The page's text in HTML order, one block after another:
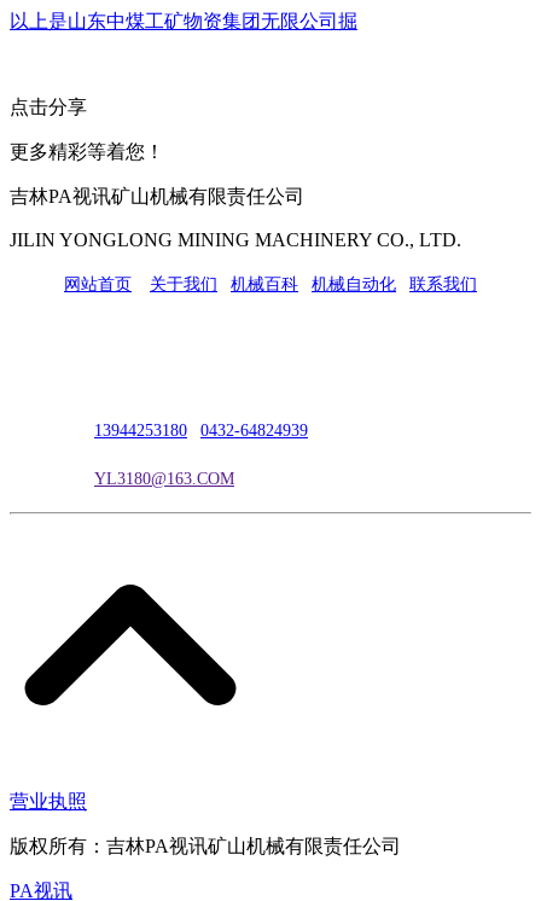
以上是山东中煤工矿物资集团无限公司掘
点击分享
更多精彩等着您！
吉林PA视讯矿山机械有限责任公司
JILIN YONGLONG MINING MACHINERY CO., LTD.
网站首页 关于我们 机械百科 机械自动化 联系我们
13944253180 0432-64824939
YL3180@163.COM
营业执照
版权所有：吉林PA视讯矿山机械有限责任公司
PA视讯